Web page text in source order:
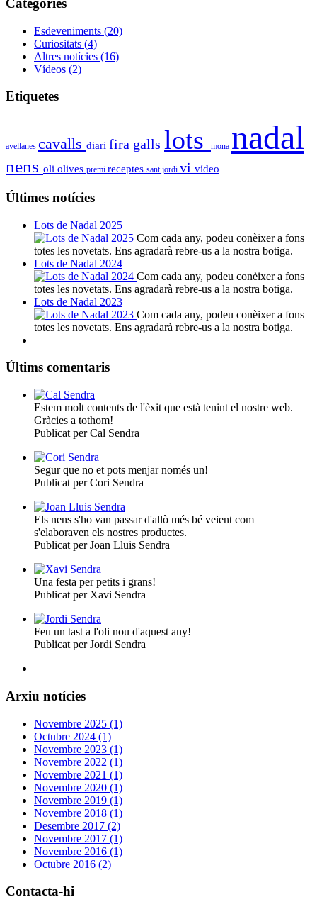
Categoríes
Esdeveniments (20)
Curiositats (4)
Altres notícies (16)
Vídeos (2)
Etiquetes
avellanes cavalls diari fira galls lots mona nadal
nens oli olives premi receptes sant jordi vi vídeo
Últimes notícies
Lots de Nadal 2025
Com cada any, podeu conèixer a fons
totes les novetats. Ens agradarà rebre-us a la nostra botiga.
Lots de Nadal 2024
Com cada any, podeu conèixer a fons
totes les novetats. Ens agradarà rebre-us a la nostra botiga.
Lots de Nadal 2023
Com cada any, podeu conèixer a fons
totes les novetats. Ens agradarà rebre-us a la nostra botiga.
Últims comentaris
Estem molt contents de l'èxit que està tenint el nostre web.
Gràcies a tothom!
Publicat per Cal Sendra
Segur que no et pots menjar només un!
Publicat per Cori Sendra
Els nens s'ho van passar d'allò més bé veient com
s'elaboraven els nostres productes.
Publicat per Joan Lluis Sendra
Una festa per petits i grans!
Publicat per Xavi Sendra
Feu un tast a l'oli nou d'aquest any!
Publicat per Jordi Sendra
Arxiu notícies
Novembre 2025 (1)
Octubre 2024 (1)
Novembre 2023 (1)
Novembre 2022 (1)
Novembre 2021 (1)
Novembre 2020 (1)
Novembre 2019 (1)
Novembre 2018 (1)
Desembre 2017 (2)
Novembre 2017 (1)
Novembre 2016 (1)
Octubre 2016 (2)
Contacta-hi